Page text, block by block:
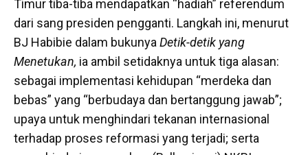
Timur tiba-tiba mendapatkan “hadiah” referendum
dari sang presiden pengganti. Langkah ini, menurut
BJ Habibie dalam bukunya Detik-detik yang
Menetukan, ia ambil setidaknya untuk tiga alasan:
sebagai implementasi kehidupan “merdeka dan
bebas” yang “berbudaya dan bertanggung jawab”;
upaya untuk menghindari tekanan internasional
terhadap proses reformasi yang terjadi; serta